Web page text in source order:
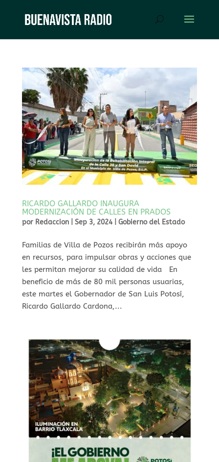
RICARDO GALLARDO INAUGURA
MODERNIZACIÓN DE CALLES EN PRADOS
por Redaccion| Sep 3, 2024| Gobierno del Estado
Familias de Villa de Pozos recibirán más apoyo
en recursos, para impulsar obras y acciones que
les permitan mejorar su calidad de vida En
beneficio de más de 80 mil personas usuarias,
este martes el Gobernador de San Luis Potosí,
Ricardo Gallardo Cardona,...